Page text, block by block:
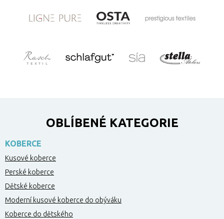
OBLÍBENÉ KATEGORIE
KOBERCE
Kusové koberce
Perské koberce
Dětské koberce
Moderní kusové koberce do obýváku
Koberce do dětského